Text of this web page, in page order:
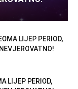
LIJEP PERIOD,
LIJEP PERIOD,